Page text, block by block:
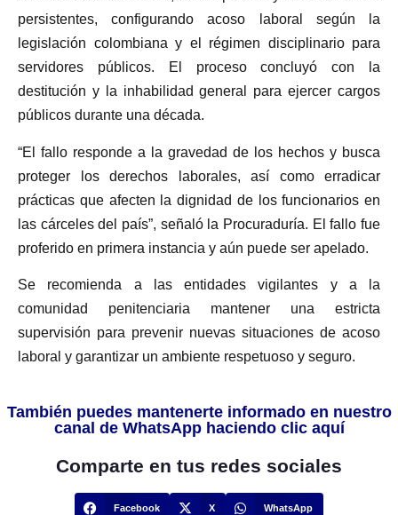
persistentes, configurando acoso laboral según la
legislación colombiana y el régimen disciplinario para
servidores públicos. El proceso concluyó con la
destitución y la inhabilidad general para ejercer cargos
públicos durante una década.
“El fallo responde a la gravedad de los hechos y busca
proteger los derechos laborales, así como erradicar
prácticas que afecten la dignidad de los funcionarios en
las cárceles del país”, señaló la Procuraduría. El fallo fue
proferido en primera instancia y aún puede ser apelado.
Se recomienda a las entidades vigilantes y a la
comunidad penitenciaria mantener una estricta
supervisión para prevenir nuevas situaciones de acoso
laboral y garantizar un ambiente respetuoso y seguro.
También puedes mantenerte informado en nuestro
canal de WhatsApp haciendo clic aquí
Comparte en tus redes sociales
Facebook X WhatsApp